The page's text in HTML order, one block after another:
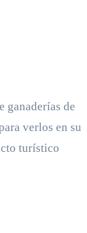
ganaderías de
verlos en su
turístico